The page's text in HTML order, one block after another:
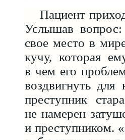
Пациент
Услышав
свое место в
кучу, которая
в чем его
воздвигнуть для
преступник
не намерен
и преступником.